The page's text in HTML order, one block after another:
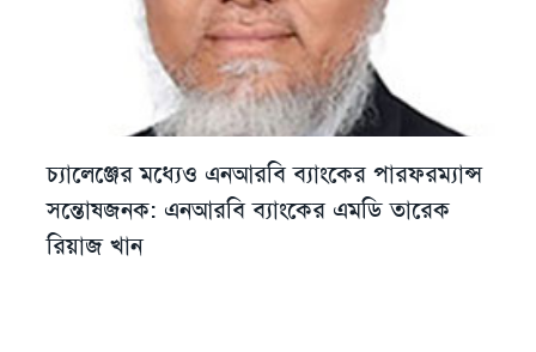
চ্যালেঞ্জের মধ্যেও এনআরবি ব্যাংকের পারফরম্যান্স
সন্তোষজনক: এনআরবি ব্যাংকের এমডি তারেক
রিয়াজ খান